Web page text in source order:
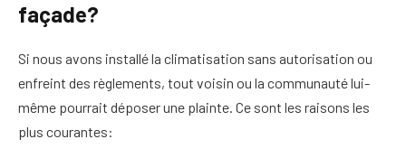
façade?
Si nous avons installé la climatisation sans autorisation ou
enfreint des règlements, tout voisin ou la communauté lui-
même pourrait déposer une plainte. Ce sont les raisons les
plus courantes: